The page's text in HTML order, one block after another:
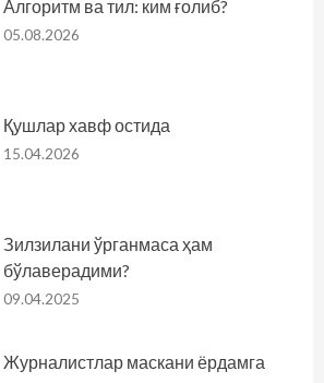
Алгоритм ва тил: ким ғолиб?
05.08.2026
Қушлар хавф остида
15.04.2026
Зилзилани ўрганмаса ҳам
бўлаверадими?
09.04.2025
Журналистлар маскани ёрдамга